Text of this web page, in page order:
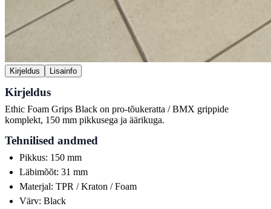
Kirjeldus Lisainfo
Kirjeldus
Ethic Foam Grips Black on pro-tõukeratta / BMX grippide
komplekt, 150 mm pikkusega ja äärikuga.
Tehnilised andmed
Pikkus: 150 mm
Läbimõõt: 31 mm
Materjal: TPR / Kraton / Foam
Värv: Black